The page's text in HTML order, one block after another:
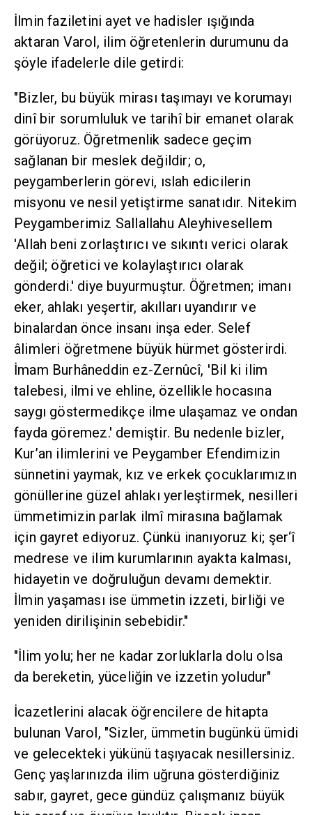
İlmin faziletini ayet ve hadisler ışığında
aktaran Varol, ilim öğretenlerin durumunu da
şöyle ifadelerle dile getirdi:
"Bizler, bu büyük mirası taşımayı ve korumayı
dinî bir sorumluluk ve tarihî bir emanet olarak
görüyoruz. Öğretmenlik sadece geçim
sağlanan bir meslek değildir; o,
peygamberlerin görevi, ıslah edicilerin
misyonu ve nesil yetiştirme sanatıdır. Nitekim
Peygamberimiz Sallallahu Aleyhivesellem
'Allah beni zorlaştırıcı ve sıkıntı verici olarak
değil; öğretici ve kolaylaştırıcı olarak
gönderdi.' diye buyurmuştur. Öğretmen; imanı
eker, ahlakı yeşertir, akılları uyandırır ve
binalardan önce insanı inşa eder. Selef
âlimleri öğretmene büyük hürmet gösterirdi.
İmam Burhâneddin ez-Zernûcî, 'Bil ki ilim
talebesi, ilmi ve ehline, özellikle hocasına
saygı göstermedikçe ilme ulaşamaz ve ondan
fayda göremez.' demiştir. Bu nedenle bizler,
Kur’an ilimlerini ve Peygamber Efendimizin
sünnetini yaymak, kız ve erkek çocuklarımızın
gönüllerine güzel ahlakı yerleştirmek, nesilleri
ümmetimizin parlak ilmî mirasına bağlamak
için gayret ediyoruz. Çünkü inanıyoruz ki; şer‘î
medrese ve ilim kurumlarının ayakta kalması,
hidayetin ve doğruluğun devamı demektir.
İlmin yaşaması ise ümmetin izzeti, birliği ve
yeniden dirilişinin sebebidir."
"İlim yolu; her ne kadar zorluklarla dolu olsa
da bereketin, yüceliğin ve izzetin yoludur"
İcazetlerini alacak öğrencilere de hitapta
bulunan Varol, "Sizler, ümmetin bugünkü ümidi
ve gelecekteki yükünü taşıyacak nesillersiniz.
Genç yaşlarınızda ilim uğruna gösterdiğiniz
sabır, gayret, gece gündüz çalışmanız büyük